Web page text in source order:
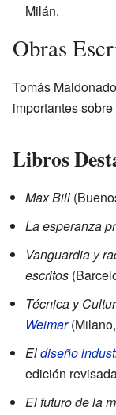
Milán.
Obras
Tomás
importantes
Libros
Max Bill
La esperanza
Vanguardia y
escritos
Técnica y
Weimar
Eldiseño
edición
El futuro de la